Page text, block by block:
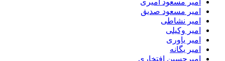
امیر مسعود امیری
امیر مسعود صدیق
امیر نشاطی
امیر وکیلی
امیر یاوری
امیر یگانه
امیرحسین افتخاری